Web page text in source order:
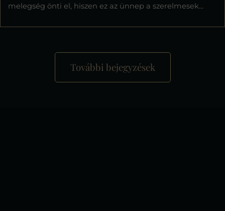
melegség önti el, hiszen ez az ünnep a szerelmesek...
További bejegyzések